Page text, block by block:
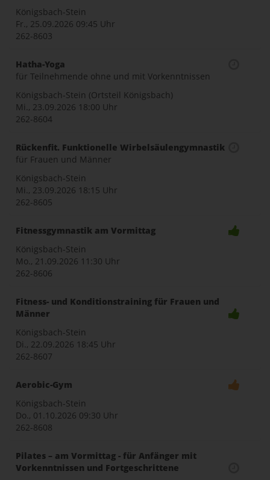
Königsbach-Stein
Fr., 25.09.2026 09:45 Uhr
262-8603
Hatha-Yoga
für Teilnehmende ohne und mit Vorkenntnissen
Königsbach-Stein (Ortsteil Königsbach)
Mi., 23.09.2026 18:00 Uhr
262-8604
Rückenfit. Funktionelle Wirbelsäulengymnastik
für Frauen und Männer
Königsbach-Stein
Mi., 23.09.2026 18:15 Uhr
262-8605
Fitnessgymnastik am Vormittag
Königsbach-Stein
Mo., 21.09.2026 11:30 Uhr
262-8606
Fitness- und Konditionstraining für Frauen und
Männer
Königsbach-Stein
Di., 22.09.2026 18:45 Uhr
262-8607
Aerobic-Gym
Königsbach-Stein
Do., 01.10.2026 09:30 Uhr
262-8608
Pilates – am Vormittag - für Anfänger mit
Vorkenntnissen und Fortgeschrittene